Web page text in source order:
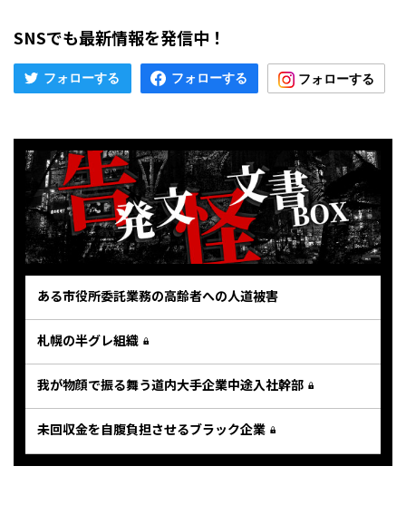
SNSでも最新情報を発信中！
ある市役所委託業務の高齢者への人道被害
札幌の半グレ組織
我が物顔で振る舞う道内大手企業中途入社幹部
未回収金を自腹負担させるブラック企業